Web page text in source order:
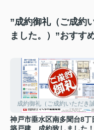
”成約御礼（ご成約
ました。）”おすす
成約御礼（ご成約いただき
神戸市垂水区南多聞台8丁
築戸建 成約致しました